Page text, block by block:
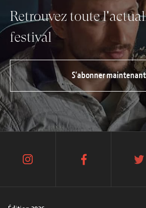
Retrouvez toute
festival
S’abonner
instagram facebook